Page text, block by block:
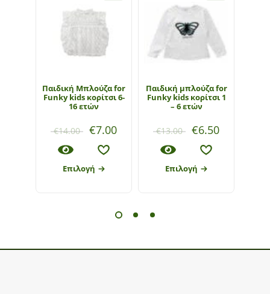
Παιδική Μπλούζα for
Funky kids κορίτσι 6-
16 ετών
€14.00 €7.00
Επιλογή
Παιδική μπλούζα for
Funky kids κορίτσι 1
– 6 ετών
€13.00 €6.50
Επιλογή